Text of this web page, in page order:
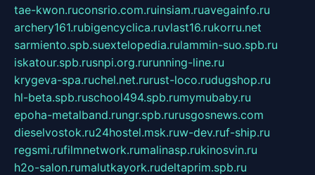
tae-kwon.ruconsrio.com.ruinsiam.ruavegainfo.ru
archery161.rubigencyclica.ruvlast16.rukorru.net
sarmiento.spb.suextelopedia.rulammin-suo.spb.ru
iskatour.spb.rusnpi.org.rurunning-line.ru
krygeva-spa.ruchel.net.rurust-loco.rudugshop.ru
hl-beta.spb.ruschool494.spb.rumymubaby.ru
epoha-metalband.rungr.spb.rurusgosnews.com
dieselvostok.ru24hostel.msk.ruw-dev.ruf-ship.ru
regsmi.rufilmnetwork.rumalinasp.rukinosvin.ru
h2o-salon.rumalutkayork.rudeltaprim.spb.ru